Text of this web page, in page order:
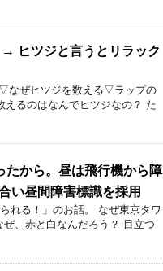
ヒツジと言うとリラック
なぜヒツジを数える▽ラップの
るのはなんでヒツジなの？ た
から。昼は飛行機から障
い昼間障害標識を採用
れる！」のお話。 なぜ東京タワ
、赤と白なんだろう？ 目立つ